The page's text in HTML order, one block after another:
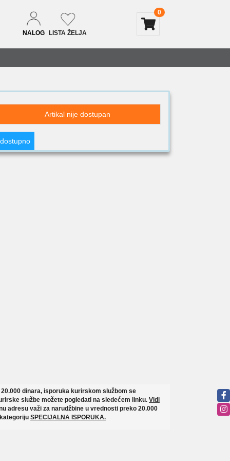
NALOG LISTA ŽELJA
0
Artikal nije dostupan
dinara, isporuka kurirskom službom se
službe možete pogledati na sledećem linku. Vidi
adresu važi za narudžbine u vrednosti preko 20.000
SPECIJALNA ISPORUKA.